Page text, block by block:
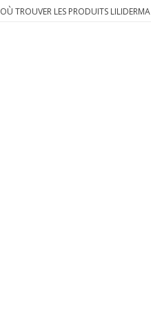
OÙ TROUVER LES PRODUITS LILIDERMA